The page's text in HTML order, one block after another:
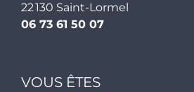
22 130 Saint-Lormel
06 73 61 50 07
VOUS ÊTES